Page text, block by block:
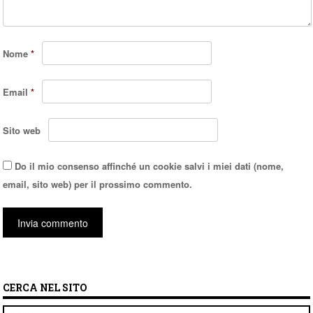
Nome*
Email*
Sito web
Do il mio consenso affinché un cookie salvi i miei dati (nome,
email, sito web) per il prossimo commento.
CERCA NEL SITO